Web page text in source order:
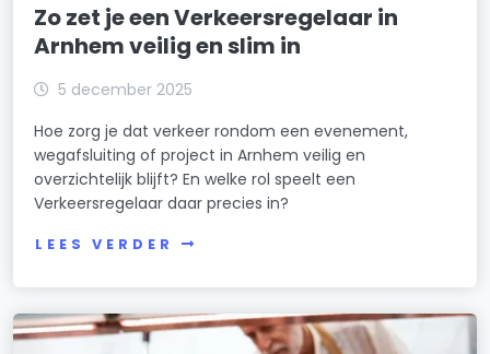
Zo zet je een Verkeersregelaar in
Arnhem veilig en slim in
5 december 2025
Hoe zorg je dat verkeer rondom een evenement,
wegafsluiting of project in Arnhem veilig en
overzichtelijk blijft? En welke rol speelt een
Verkeersregelaar daar precies in?
LEES VERDER